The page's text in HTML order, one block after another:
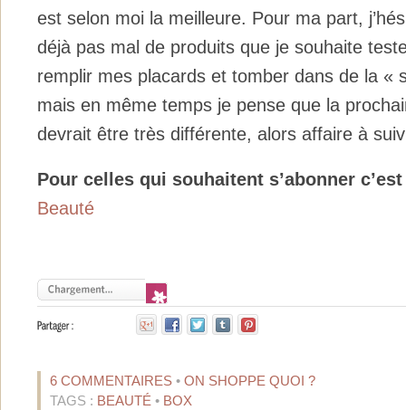
est selon moi la meilleure. Pour ma part,
déjà pas mal de produits que je souhaite
remplir mes placards et tomber dans de la «
mais en même temps je pense que la
devrait être très différente, alors affaire à
Pour celles qui souhaitent s’abonner
Beauté
6 COMMENTAIRES • ON SHOPPE QUOI ?
TAGS : BEAUTÉ • BOX